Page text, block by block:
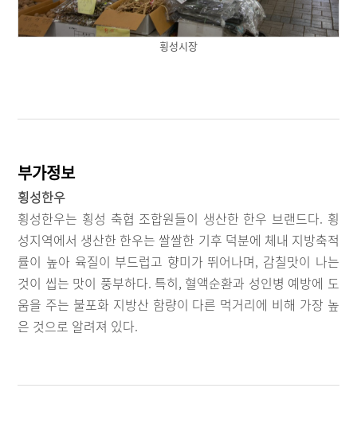
횡성시장
부가정보
횡성한우
횡성한우는 횡성 축협 조합원들이 생산한 한우 브랜드다. 횡
성지역에서 생산한 한우는 쌀쌀한 기후 덕분에 체내 지방축적
률이 높아 육질이 부드럽고 향미가 뛰어나며, 감칠맛이 나는
것이 씹는 맛이 풍부하다. 특히, 혈액순환과 성인병 예방에 도
움을 주는 불포화 지방산 함량이 다른 먹거리에 비해 가장 높
은 것으로 알려져 있다.